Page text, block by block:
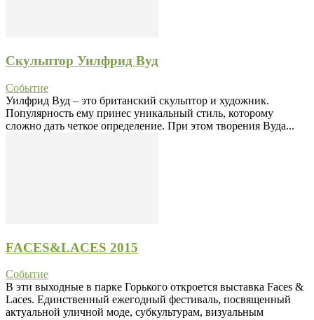
Скульптор Уилфрид Вуд
Событие
Уилфрид Вуд – это британский скульптор и художник.
Популярность ему принес уникальный стиль, которому
сложно дать четкое определение. При этом творения Вуда...
FACES&LACES 2015
Событие
В эти выходные в парке Горького откроется выставка Faces &
Laces. Единственный ежегодный фестиваль, посвященный
актуальной уличной моде, субкультурам, визуальным